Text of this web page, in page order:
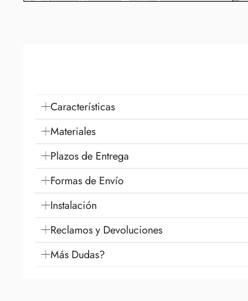
Características
Materiales
Plazos de Entrega
Formas de Envío
Instalación
Reclamos y Devoluciones
Más Dudas?